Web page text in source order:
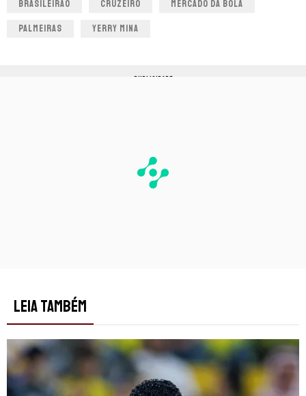
BRASILEIRÃO CRUZEIRO MERCADO DA BOLA
PALMEIRAS YERRY MINA
PUBLICIDADE
LEIA TAMBÉM